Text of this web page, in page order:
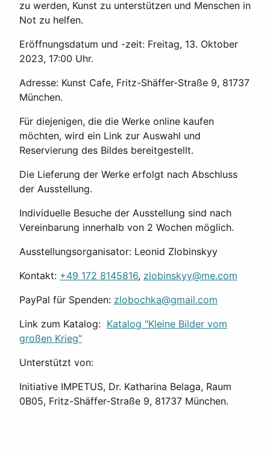
zu werden, Kunst zu unterstützen und Menschen in
Not zu helfen.
Eröffnungsdatum und -zeit: Freitag, 13. Oktober
2023, 17:00 Uhr.
Adresse: Kunst Cafe, Fritz-Shäffer-Straße 9, 81737
München.
Für diejenigen, die die Werke online kaufen
möchten, wird ein Link zur Auswahl und
Reservierung des Bildes bereitgestellt.
Die Lieferung der Werke erfolgt nach Abschluss
der Ausstellung.
Individuelle Besuche der Ausstellung sind nach
Vereinbarung innerhalb von 2 Wochen möglich.
Ausstellungsorganisator: Leonid Zlobinskyy
Kontakt: +49 172 8145816, zlobinskyy@me.com
PayPal für Spenden: zlobochka@gmail.com
Link zum Katalog: Katalog "Kleine Bilder vom
großen Krieg"
Unterstützt von:
Initiative IMPETUS, Dr. Katharina Belaga, Raum
0B05, Fritz-Shäffer-Straße 9, 81737 München.